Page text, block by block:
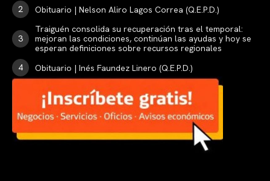
Obituario | Nelson Aliro Lagos Correa (Q.E.P.D.)
Traiguén consolida su recuperación tras el temporal:
mejoran las condiciones, continúan las ayudas y hoy se
esperan definiciones sobre recursos regionales
Obituario | Inés Faundez Linero (Q.E.P.D.)